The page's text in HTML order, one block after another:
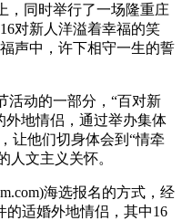
，同时举行了一场隆重庄
对新人洋溢着幸福的笑
声中，许下相守一生的誓
活动的一部分，“百对新
外地情侣，通过举办集体
让他们切身体会到“情牵
人文主义关怀。
海选报名的方式，经
的适婚外地情侣，其中16